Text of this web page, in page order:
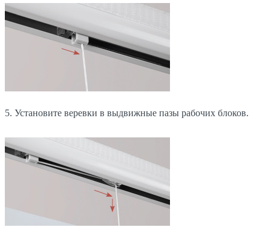
5. Установите веревки в выдвижные пазы рабочих блоков.